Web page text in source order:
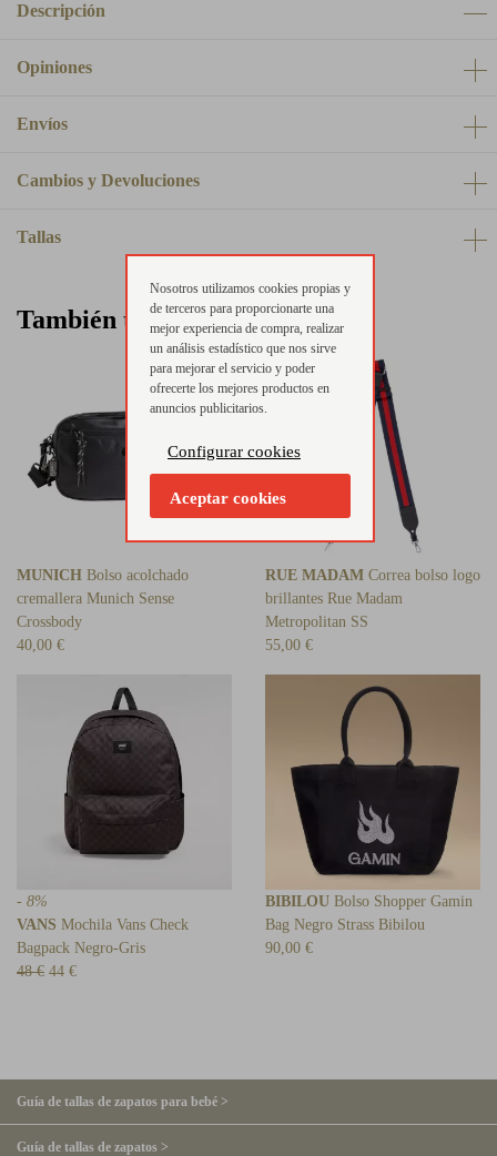
Descripción
Opiniones
Envíos
Cambios y Devoluciones
Tallas
También te puede interesar
MUNICH Bolso acolchado
cremallera Munich Sense
Crossbody
40,00 €
RUE MADAM Correa bolso logo
brillantes Rue Madam
Metropolitan SS
55,00 €
- 8%
VANS Mochila Vans Check
Bagpack Negro-Gris
48 € 44 €
BIBILOU Bolso Shopper Gamin
Bag Negro Strass Bibilou
90,00 €
Guía de tallas de zapatos para bebé >
Guía de tallas de zapatos >
Nosotros utilizamos cookies propias y
de terceros para proporcionarte una
mejor experiencia de compra, realizar
un análisis estadístico que nos sirve
para mejorar el servicio y poder
ofrecerte los mejores productos en
anuncios publicitarios.
Configurar cookies
Aceptar cookies